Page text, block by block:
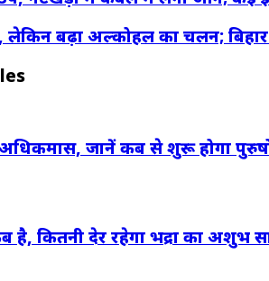
बढ़ा अल्कोहल का चलन; बिहार
जानें कब से शुरू होगा
है, कितनी देर रहेगा भद्रा का अशुभ